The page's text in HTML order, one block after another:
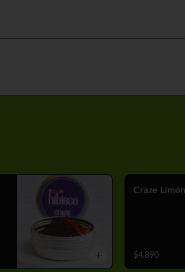
Craze
$4.890